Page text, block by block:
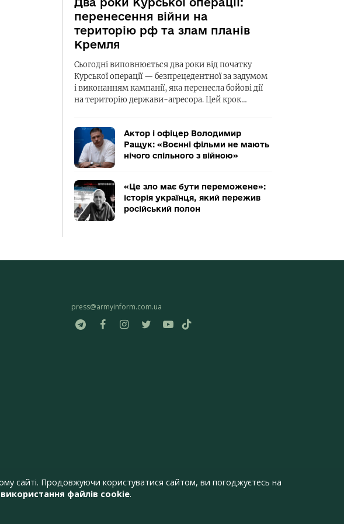
перенесення війни на
територію рф та злам планів
Кремля
Сьогодні виповнюється два роки від початку
Курської операції — безпрецедентної за задумом
і виконанням кампанії, яка перенесла бойові дії
на територію держави-агресора. Цей крок…
Актор і офіцер Володимир
Ращук: «Воєнні фільми не мають
нічого спільного з війною»
«Це зло має бути переможене»:
історія українця, який пережив
російський полон
press@armyinform.com.ua
сайті. Продовжуючи користуватися сайтом, ви погоджуєтесь на
використання файлів cookie.